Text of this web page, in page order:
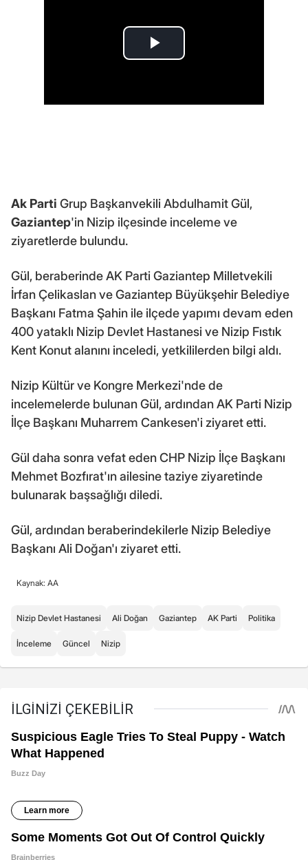
Ak Parti Grup Başkanvekili Abdulhamit Gül,
Gaziantep'in Nizip ilçesinde inceleme ve
ziyaretlerde bulundu.
Gül, beraberinde AK Parti Gaziantep Milletvekili
İrfan Çelikaslan ve Gaziantep Büyükşehir Belediye
Başkanı Fatma Şahin ile ilçede yapımı devam eden
400 yataklı Nizip Devlet Hastanesi ve Nizip Fıstık
Kent Konut alanını inceledi, yetkililerden bilgi aldı.
Nizip Kültür ve Kongre Merkezi'nde de
incelemelerde bulunan Gül, ardından AK Parti Nizip
İlçe Başkanı Muharrem Cankesen'i ziyaret etti.
Gül daha sonra vefat eden CHP Nizip İlçe Başkanı
Mehmet Bozfırat'ın ailesine taziye ziyaretinde
bulunarak başsağlığı diledi.
Gül, ardından beraberindekilerle Nizip Belediye
Başkanı Ali Doğan'ı ziyaret etti.
Kaynak: AA
Nizip Devlet Hastanesi Ali Doğan Gaziantep AK Parti Politika
İnceleme Güncel Nizip